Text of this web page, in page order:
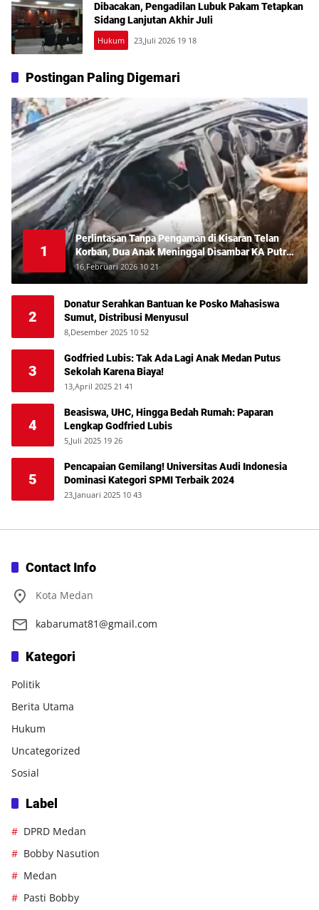
Dibacakan, Pengadilan Lubuk Pakam Tetapkan
Sidang Lanjutan Akhir Juli
Hukum 23,Juli 2026 19 18
Postingan Paling Digemari
1
Perlintasan Tanpa Pengaman di Kisaran Telan
Korban, Dua Anak Meninggal Disambar KA Putri
Deli
16,Februari 2026 10 21
2
Donatur Serahkan Bantuan ke Posko Mahasiswa
Sumut, Distribusi Menyusul
8,Desember 2025 10 52
3
Godfried Lubis: Tak Ada Lagi Anak Medan Putus
Sekolah Karena Biaya!
13,April 2025 21 41
4
Beasiswa, UHC, Hingga Bedah Rumah: Paparan
Lengkap Godfried Lubis
5,Juli 2025 19 26
5
Pencapaian Gemilang! Universitas Audi Indonesia
Dominasi Kategori SPMI Terbaik 2024
23,Januari 2025 10 43
Contact Info
Kota Medan
kabarumat81@gmail.com
Kategori
Politik
Berita Utama
Hukum
Uncategorized
Sosial
Label
DPRD Medan
Bobby Nasution
Medan
Pasti Bobby